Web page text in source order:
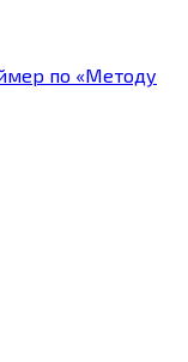
по «Методу